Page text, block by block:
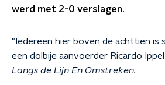
werd met 2-0 verslagen.
"Iedereen hier boven de achttien is
een dolbije aanvoerder Ricardo
Langs de Lijn En Omstreken.